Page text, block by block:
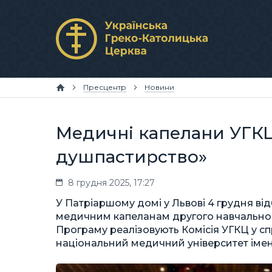
Пресцентр Новини
Медичні капелани
душпастирство»
8 грудня 2025, 17:27
У Патріаршому домі у Львові 4 грудня
медичним капеланам другого
Програму реалізовують Комісія УГКЦ у
національний медичний університет